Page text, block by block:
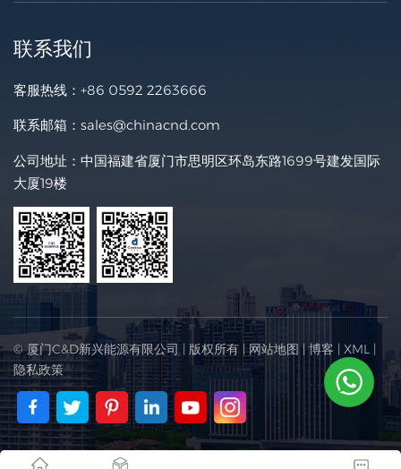
联系我们
客服热线： +86 0592 2263666
联系邮箱： sales@chinacnd.com
公司地址：中国福建省厦门市思明区环岛东路1699号建发国际
大厦19楼
© 厦门C&D新兴能源有限公司 | 版权所有 |网站地图 | 博客 | XML |
隐私政策